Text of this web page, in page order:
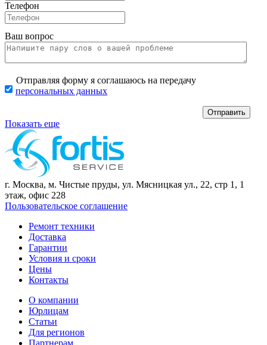
Телефон
Ваш вопрос
Отправляя форму я соглашаюсь на передачу
персональных данных
Показать еще
г. Москва, м. Чистые пруды, ул. Мясницкая ул., 22, стр 1, 1
этаж, офис 228
Пользовательское соглашение
Ремонт техники
Доставка
Гарантии
Условия и сроки
Цены
Контакты
О компании
Юрлицам
Статьи
Для регионов